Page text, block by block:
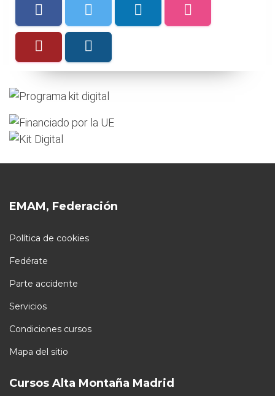
EMAM, Federación
Política de cookies
Fedérate
Parte accidente
Servicios
Condiciones cursos
Mapa del sitio
Cursos Alta Montaña Madrid